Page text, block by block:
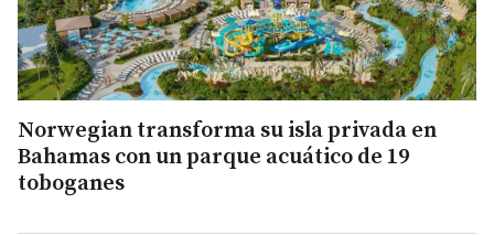
Norwegian transforma su isla privada en
Bahamas con un parque acuático de 19
toboganes